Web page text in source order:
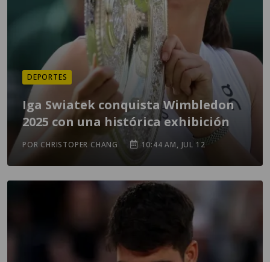
DEPORTES
Iga Swiatek conquista Wimbledon
2025 con una histórica exhibición
POR CHRISTOPER CHANG 10:44 AM, JUL 12